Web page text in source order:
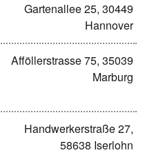
Gartenallee 25, 30449
Hannover
Afföllerstrasse 75, 35039
Marburg
Handwerkerstraße 27,
58638 Iserlohn